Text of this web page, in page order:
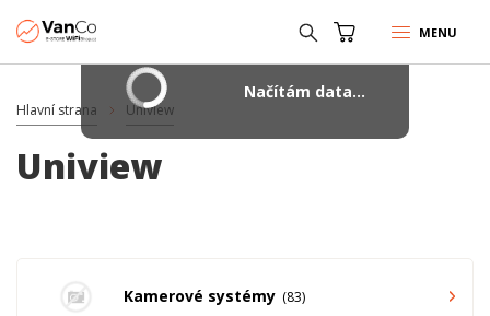
MENU
Hlavní strana Uniview
Uniview
Kamerové systémy 83
Načítám data...